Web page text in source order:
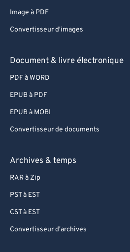
Image à PDF
Convertisseur d'images
Document & livre électronique
PDF à WORD
EPUB à PDF
EPUB à MOBI
Convertisseur de documents
Archives & temps
RAR à Zip
PST à EST
CST à EST
Convertisseur d'archives